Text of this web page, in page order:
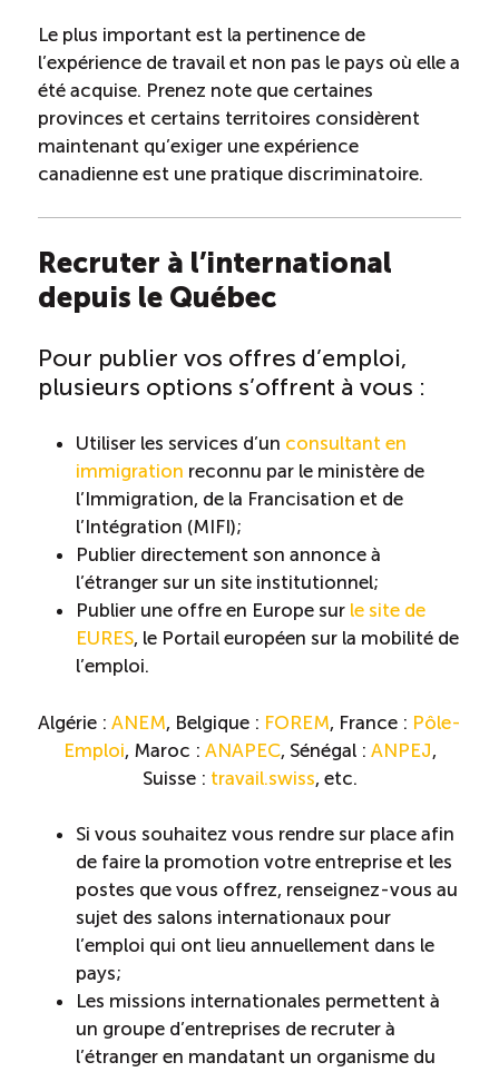
Entretien ménager : Évaluation – Pertinence de la
norme
Boomerang – Partage de ressources
Saisonnalité
Bassins de main-d’oeuvre diversifiés
Devenir membre
Catalogue de formations en ligne
ÉTUDES
EN
TOURISME
INFOLETTRE
Le plus important est la pertinence de
l’expérience de travail et non pas le pays où elle a
été acquise. Prenez note que certaines
provinces et certains territoires considèrent
maintenant qu’exiger une expérience
canadienne est une pratique discriminatoire.
Recruter à l’international
depuis le Québec
Pour publier vos offres d’emploi,
plusieurs options s’offrent à vous :
Utiliser les services d’un consultant en
immigration reconnu par le ministère de
l’Immigration, de la Francisation et de
l’Intégration (MIFI);
Publier directement son annonce à
l’étranger sur un site institutionnel;
Publier une offre en Europe sur le site de
EURES, le Portail européen sur la mobilité de
l’emploi.
Algérie : ANEM, Belgique : FOREM, France : Pôle-
Emploi, Maroc : ANAPEC, Sénégal : ANPEJ,
Suisse : travail.swiss, etc.
Si vous souhaitez vous rendre sur place afin
de faire la promotion votre entreprise et les
postes que vous offrez, renseignez-vous au
sujet des salons internationaux pour
l’emploi qui ont lieu annuellement dans le
pays;
Les missions internationales permettent à
un groupe d’entreprises de recruter à
l’étranger en mandatant un organisme du